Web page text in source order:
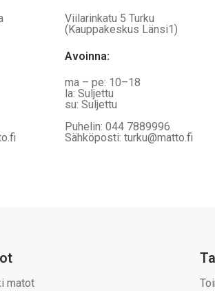
Viilarinkatu 5 Turku
(Kauppakeskus Länsi1)
Avoinna:
ma – pe: 10–18
la: Suljettu
su: Suljettu
Puhelin: 044 7889996
Sähköposti: turku@matto.fi
matot